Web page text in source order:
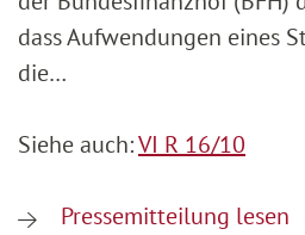
dass Aufwendungen eines
die…
Siehe auch:VI R 16/10
Pressemitteilung lesen